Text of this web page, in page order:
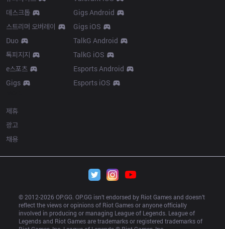
데스크톱
스트리머 오버레이
Duo
톡피지지
e스포츠
Gigs
Gigs Android
Gigs iOS
TalkG Android
TalkG iOS
Esports Android
Esports iOS
제휴
광고
채용
© 2012-2026 OP.GG. OP.GG isn’t endorsed by Riot Games and doesn’t
reflect the views or opinions of Riot Games or anyone officially
involved in producing or managing League of Legends. League of
Legends and Riot Games are trademarks or registered trademarks of